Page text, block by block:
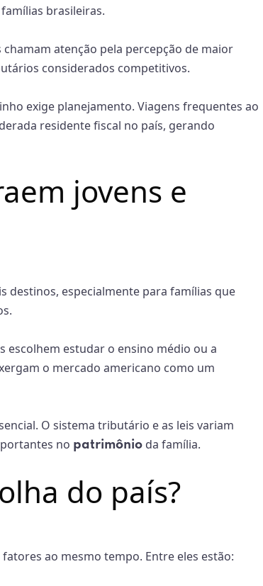
brasileiras.
atenção pela percepção de maior
considerados competitivos.
exige planejamento. Viagens frequentes ao
residente fiscal no país, gerando
jovens e
destinos, especialmente para famílias que
escolhem estudar o ensino médio ou a
o mercado americano como um
O sistema tributário e as leis variam
no patrimônio da família.
do país?
ao mesmo tempo. Entre eles estão: